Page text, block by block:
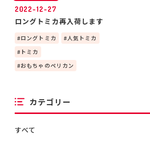
2022-12-27
ロングトミカ再入荷します
ロングトミカ
人気トミカ
トミカ
おもちゃのペリカン
カテゴリー
すべて